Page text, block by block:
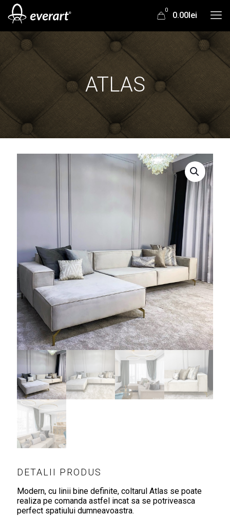
0
0.00lei
ATLAS
DETALII PRODUS
Modern, cu linii bine definite, coltarul Atlas se poate
realiza pe comanda astfel incat sa se potriveasca
perfect spatiului dumneavoastra.